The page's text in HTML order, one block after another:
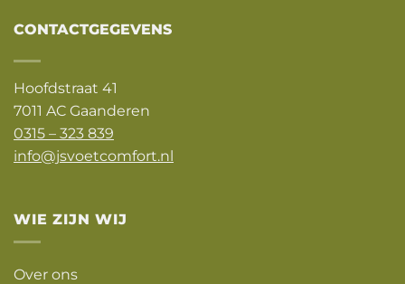
CONTACTGEGEVENS
Hoofdstraat 41
7011 AC Gaanderen
0315 – 323 839
info@jsvoetcomfort.nl
WIE ZIJN WIJ
Over ons